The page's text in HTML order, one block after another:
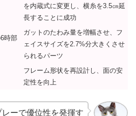
を内蔵式に変更し、横糸を3.5㎝延
長することに成功
時部
ガットのたわみ量を増幅させ、フ
ェイスサイズを2.7%分大きくさせ
られるパーツ
フレーム形状を再設計し、面の安
定性を向上
ーで優位性を発揮す